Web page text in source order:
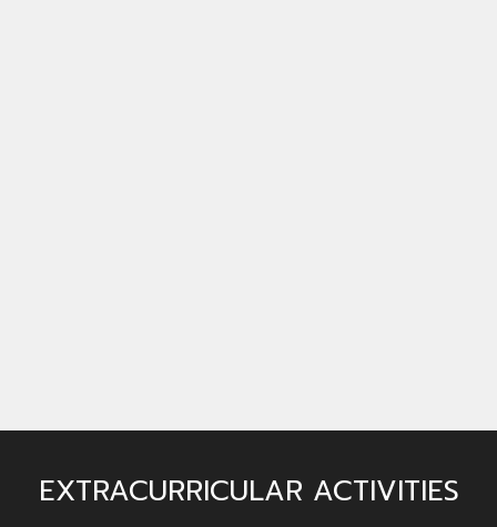
EXTRACURRICULAR ACTIVITIES